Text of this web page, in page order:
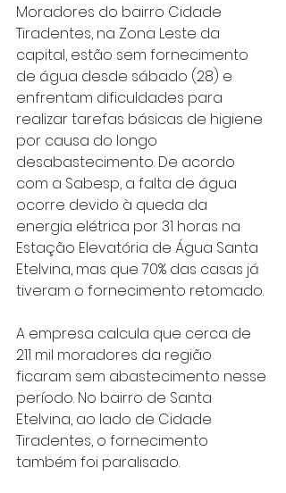
Moradores do bairro Cidade
Tiradentes, na Zona Leste da
capital, estão sem fornecimento
de água desde sábado (28) e
enfrentam dificuldades para
realizar tarefas básicas de higiene
por causa do longo
desabastecimento. De acordo
com a Sabesp, a falta de água
ocorre devido à queda da
energia elétrica por 31 horas na
Estação Elevatória de Água Santa
Etelvina, mas que 70% das casas já
tiveram o fornecimento retomado.
A empresa calcula que cerca de
211 mil moradores da região
ficaram sem abastecimento nesse
período. No bairro de Santa
Etelvina, ao lado de Cidade
Tiradentes, o fornecimento
também foi paralisado.